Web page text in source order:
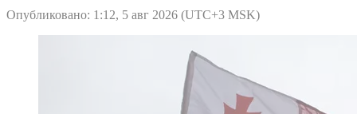
Опубликовано: 1:12, 5 авг 2026 (UTC+3 MSK)